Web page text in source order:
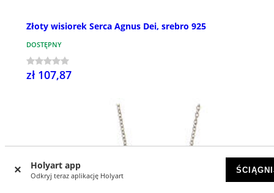
Holyart app
Odkryj teraz aplikację Holyart
Złoty wisiorek Serca Agnus Dei, srebro 925
DOSTĘPNY
zł 107,87